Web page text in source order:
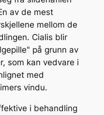
av de mest
mellom de
Cialis blir
på grunn av
som kan vedvare i
med
vindu.
i behandling